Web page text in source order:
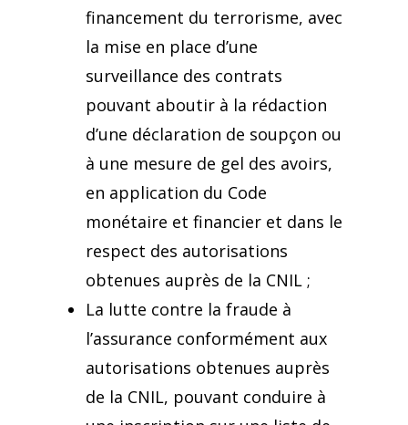
financement du terrorisme, avec
la mise en place d’une
surveillance des contrats
pouvant aboutir à la rédaction
d’une déclaration de soupçon ou
à une mesure de gel des avoirs,
en application du Code
monétaire et financier et dans le
respect des autorisations
obtenues auprès de la CNIL ;
La lutte contre la fraude à
l’assurance conformément aux
autorisations obtenues auprès
de la CNIL, pouvant conduire à